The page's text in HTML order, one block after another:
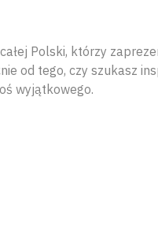
Polski, którzy
od tego, czy szukasz
wyjątkowego.